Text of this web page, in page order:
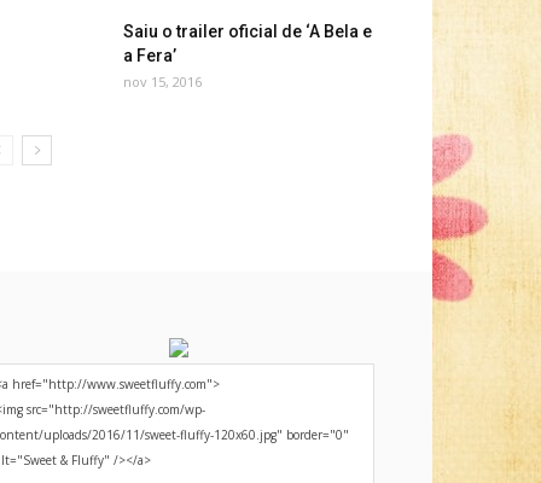
Saiu o trailer oficial de ‘A Bela e
a Fera’
nov 15, 2016